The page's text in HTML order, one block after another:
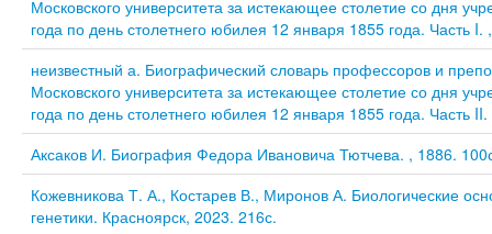
Московского университета за истекающее столетие со дня
года по день столетнего юбилея 12 января 1855 года. Часть I.
неизвестный а. Биографический словарь профессоров и
Московского университета за истекающее столетие со дня
года по день столетнего юбилея 12 января 1855 года. Часть
Аксаков И. Биография Федора Ивановича Тютчева. , 1886.
Кожевникова Т. А., Костарев В., Миронов А. Биологические
генетики. Красноярск, 2023. 216с.